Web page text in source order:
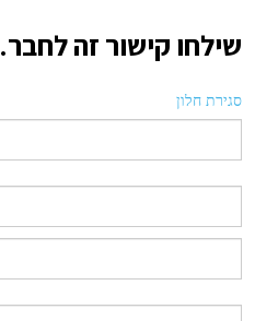
שילחו קישור זה לחבר.
סגירת חלון